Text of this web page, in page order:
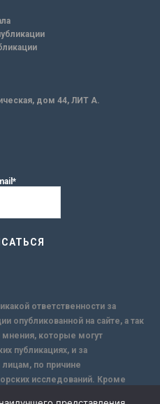
дом 44, ЛИТ А.
ответственности за
опубликованной на сайте, а так
которые могут
публикациях, и за
по причине
исследований. Кроме